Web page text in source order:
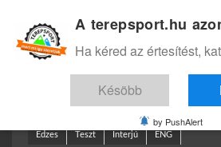
Edzes Teszt Interjú ENG
A terepsport.hu
Ha kéred az értesítést,
Késöbb
by PushAlert